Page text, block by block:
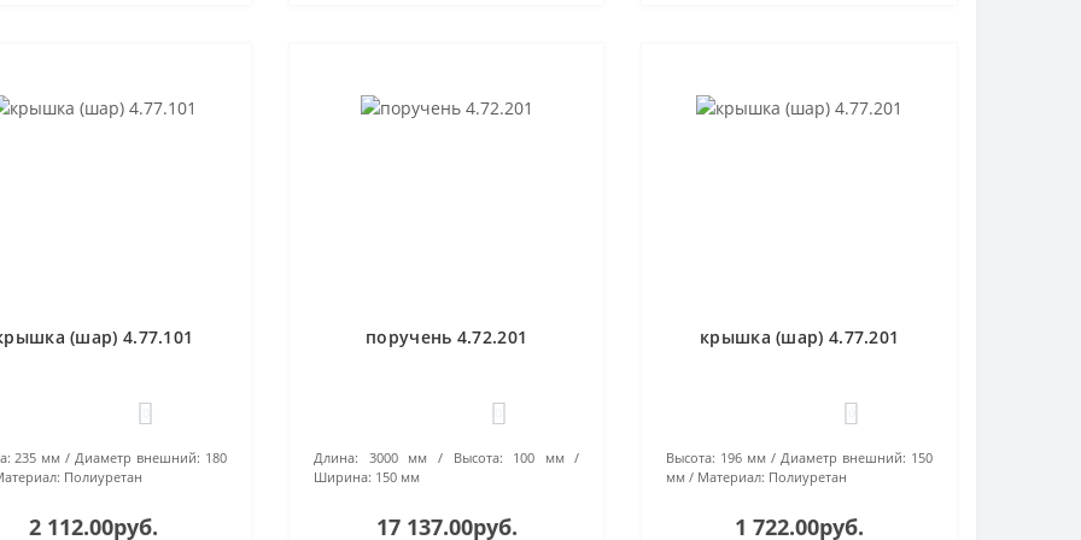
(шар) 4.77.101
235 мм Диаметр внешний: 180
Полиуретан
2 112.00руб.
поручень 4.72.201
Длина: 3000 мм Высота:
100 мм
Ширина: 150 мм
17 137.00руб.
крышка (шар) 4.77.201
Высота: 196 мм Диаметр внешний: 150
мм
Материал: Полиуретан
1 722.00руб.